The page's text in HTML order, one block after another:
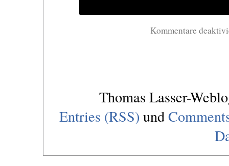
Kommentare
Thomas Lasser-
Entries (RSS) und